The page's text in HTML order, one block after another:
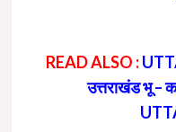
READ ALSO :
उत्तराखंड भू –